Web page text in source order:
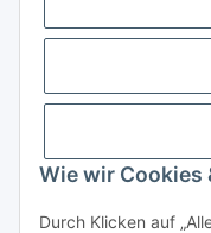
Wie wir Cookies
Durch Klicken auf
Weitere
Support - Hilfe
Modellbau